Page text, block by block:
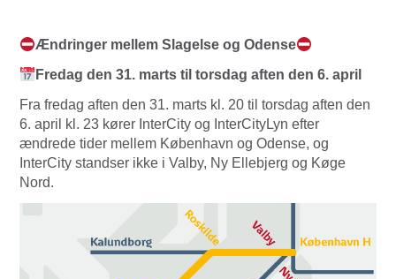
Ændringer mellem Slagelse og Odense
Fredag den 31. marts til torsdag aften den 6. april
Fra fredag aften den 31. marts kl. 20 til torsdag aften den
6. april kl. 23 kører InterCity og InterCityLyn efter
ændrede tider mellem København og Odense, og
InterCity standser ikke i Valby, Ny Ellebjerg og Køge
Nord.